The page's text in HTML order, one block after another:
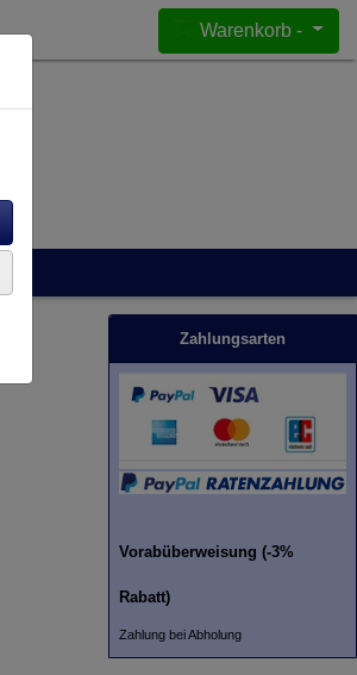
Warenkorb -
Zahlungsarten
Vorabüberweisung (-3%
Rabatt)
Zahlung bei Abholung